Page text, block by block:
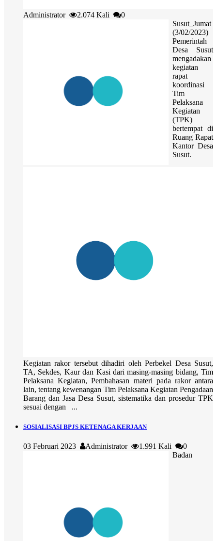
Administrator 2.074 Kali
0
Susut_Jumat
(3/02/2023)
Pemerintah
Desa Susut
mengadakan
kegiatan
rapat
koordinasi
Tim
Pelaksana
Kegiatan
(TPK)
bertempat di
Ruang Rapat
Kantor Desa
Susut.
Kegiatan rakor tersebut dihadiri oleh Perbekel Desa Susut,
TA, Sekdes, Kaur dan Kasi dari masing-masing bidang, Tim
Pelaksana Kegiatan, Pembahasan materi pada rakor antara
lain, tentang kewenangan Tim Pelaksana Kegiatan Pengadaan
Barang dan Jasa Desa Susut, sistematika dan prosedur TPK
sesuai dengan ...
SOSIALISASI BPJS KETENAGA KERJAAN
03 Februari 2023 Administrator 1.991 Kali
0
Badan